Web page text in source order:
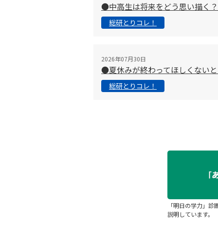
●中高生は将来をどう思い描く
総研とりコレ！
2026年07月30日
●夏休みが終わってほしくない
総研とりコレ！
「明日の学力」
説明しています。